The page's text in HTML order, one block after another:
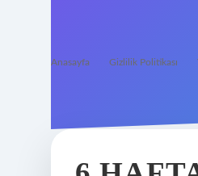
Anasayfa Gizlilik Politikası